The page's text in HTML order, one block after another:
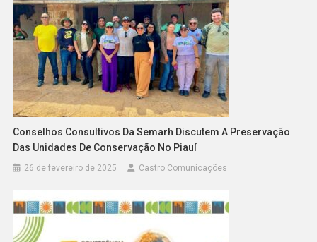
Conselhos Consultivos Da Semarh Discutem A Preservação
Das Unidades De Conservação No Piauí
26 de fevereiro de 2025 Castro Comunicações